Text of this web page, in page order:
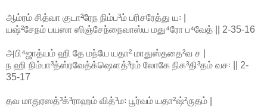
ஆம்ரம் சித்வா குடா²ரேந நிம்ப³ம் பரிசரேத்து ய꞉ |
யஷ்²சேநம் பயஸா ஸிஞ்சேந்நைவாஸ்ய மது⁴ரோ ப⁴வேத் || 2-35-16
அபி⁴ஜாத்யம் ஹி தே மந்யே யதா² மாதுஸ்ததை²வ ச |
ந ஹி நிம்பா³த்ஸ்ரவேத்க்ஷௌத்³ரம் லோகே நிக³தி³தம் வச꞉ || 2-
35-17
தவ மாதுரஸத்³க்³ராஹம் வித்³ம꞉ பூர்வம் யதா²ஷ்²ருதம் |